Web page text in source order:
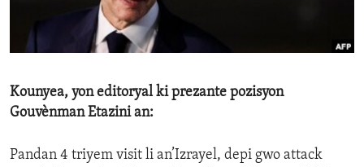
ENVIRONMENT AND HEALTH
IDEALS AND INSTITUTIONS
Kounyea, yon editoryal ki prezante pozisyon
Gouvènman Etazini an:
Pandan 4 triyem visit li an’Izrayel, depi gwo attack